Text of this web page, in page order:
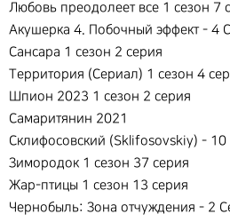
Любовь преодолеет все 1 сезон 7
Акушерка 4. Побочный эффект - 4
Сансара 1 сезон 2 серия
Территория (Сериал) 1 сезон 4
Шпион 2023 1 сезон 2 серия
Самаритянин 2021
Склифосовский (Sklifosovskiy) - 10
Зимородок 1 сезон 37 серия
Жар-птицы 1 сезон 13 серия
Чернобыль: Зона отчуждения - 2